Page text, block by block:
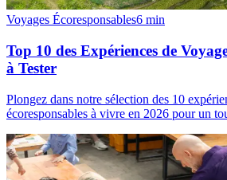
Voyages Écoresponsables6 min
Top 10 des Expériences de
à Tester
Plongez dans notre sélection des 10
écoresponsables à vivre en 2026 pour un